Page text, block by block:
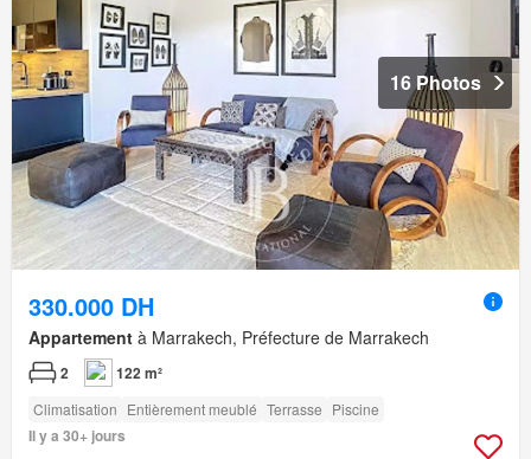
16 Photos
330.000 DH
Appartement à Marrakech, Préfecture de Marrakech
2 122 m²
Climatisation Entièrement meublé Terrasse Piscine
Il y a 30+ jours